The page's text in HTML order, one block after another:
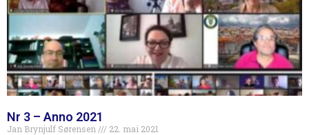
Nr 3 – Anno 2021
Jan Brynjulf Sørensen
22. mai 2021